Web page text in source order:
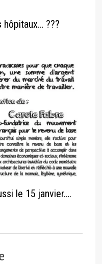
hôpitaux… ???
le 15 janvier….